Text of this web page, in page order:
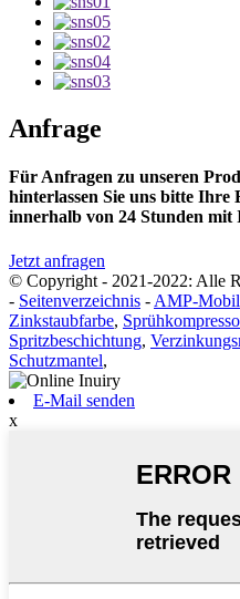
Anfrage
Für Anfragen zu unseren
hinterlassen Sie uns bitte
innerhalb von 24 Stunden mit
Jetzt anfragen
© Copyright - 2021-2022: Alle
- Seitenverzeichnis - AMP-Mobil
Zinkstaubfarbe,
Spritzbeschichtung,
Schutzmantel,
E-Mail senden
x